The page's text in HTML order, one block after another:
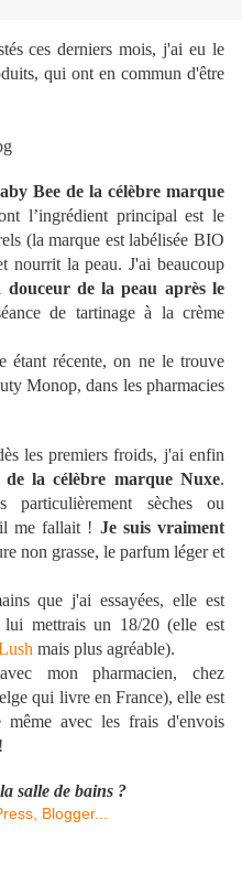
ces derniers mois, j'ai eu le
qui ont en commun d'être
Bee de la célèbre marque
l’ingrédient principal est le
(la marque est labélisée BIO
nourrit la peau. J'ai beaucoup
de la peau après le
de tartinage à la crème
étant récente, on ne le trouve
Monop, dans les pharmacies
les premiers froids, j'ai enfin
la célèbre marque Nuxe.
particulièrement sèches ou
me fallait ! Je suis vraiment
non grasse, le parfum léger et
que j'ai essayées, elle est
mettrais un 18/20 (elle est
mais plus agréable).
mon pharmacien, chez
qui livre en France), elle est
avec les frais d'envois
salle de bains ?